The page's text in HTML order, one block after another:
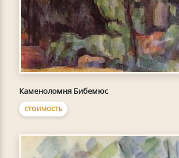
Каменоломня Бибемюс
СТОИМОСТЬ